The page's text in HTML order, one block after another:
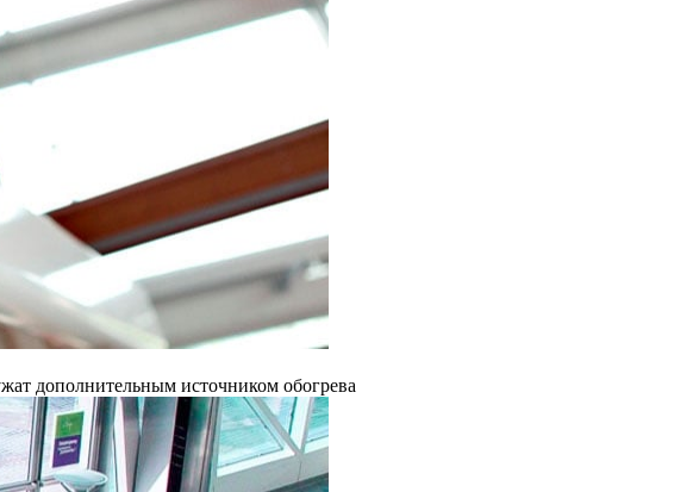
дополнительным источником обогрева